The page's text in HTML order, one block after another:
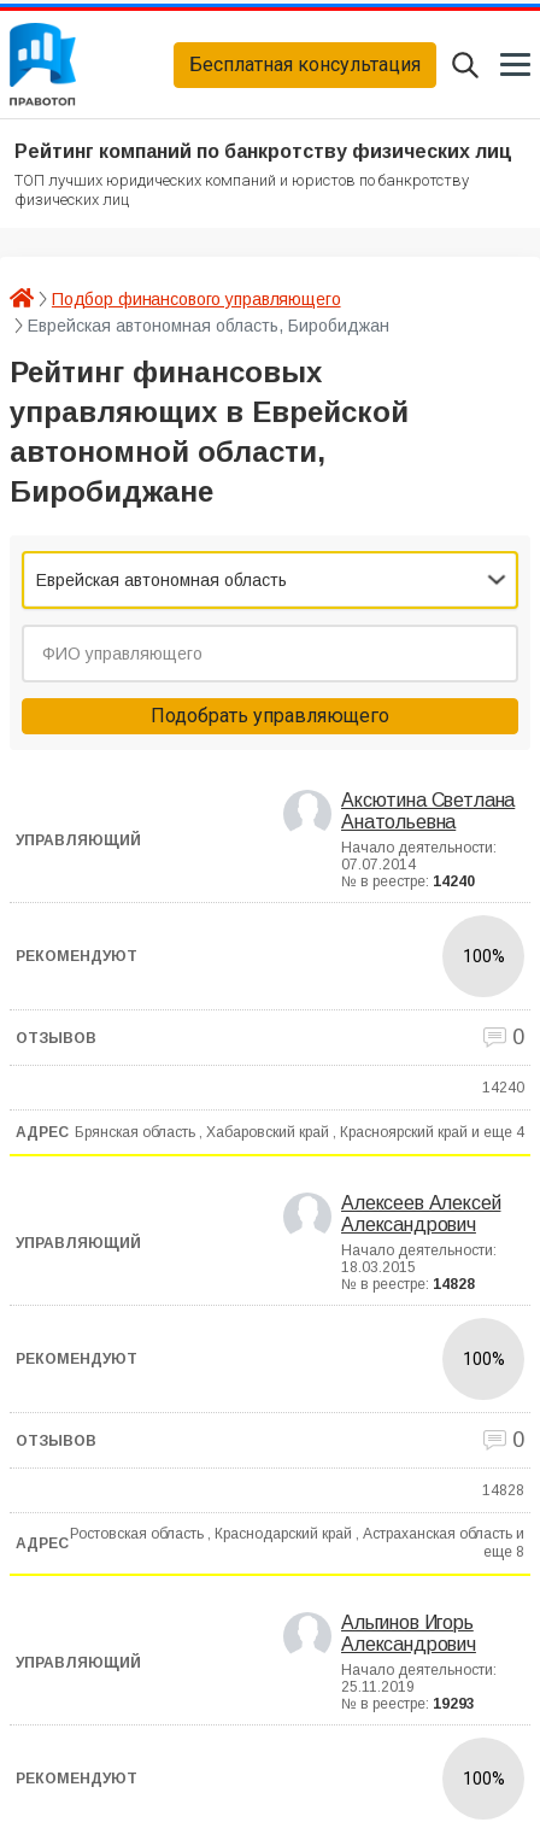
Бесплатная консультация
Рейтинг компаний по банкротству физических лиц
ТОП лучших юридических компаний и юристов по банкротству
физических лиц
Подбор финансового управляющего
Еврейская автономная область, Биробиджан
Рейтинг финансовых
управляющих в Еврейской
автономной области,
Биробиджане
Еврейская автономная область
Подобрать управляющего
Аксютина Светлана
Анатольевна
Начало деятельности:
07.07.2014
№ в реестре: 14240
100%
0
14240
Брянская область , Хабаровский край , Красноярский край и еще 4
Алексеев Алексей
Александрович
Начало деятельности:
18.03.2015
№ в реестре: 14828
100%
0
14828
Ростовская область , Краснодарский край , Астраханская область и
еще 8
Альгинов Игорь
Александрович
Начало деятельности:
25.11.2019
№ в реестре: 19293
100%